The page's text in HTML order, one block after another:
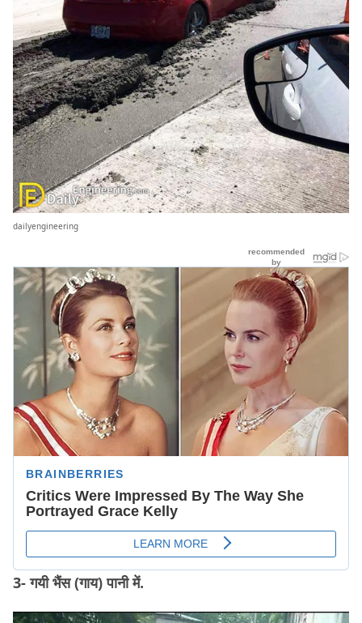
dailyengineering
3- गयी भैंस (गाय) पानी में.